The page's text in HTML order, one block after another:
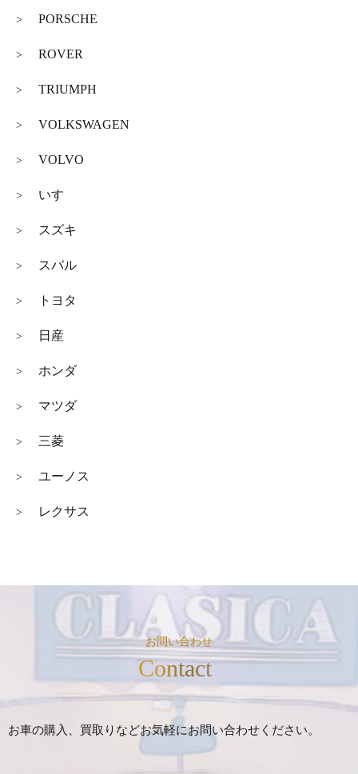
> PORSCHE
> ROVER
> TRIUMPH
> VOLKSWAGEN
> VOLVO
> いすゞ
> スズキ
> スバル
> トヨタ
> 日産
> ホンダ
> マツダ
> 三菱
> ユーノス
> レクサス
お問い合わせ
Contact
お車の購入、買取りなどお気軽にお問い合わせください。